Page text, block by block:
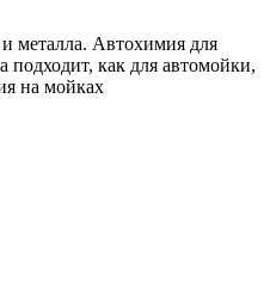
металла. Автохимия для
подходит, как для автомойки,
на мойках